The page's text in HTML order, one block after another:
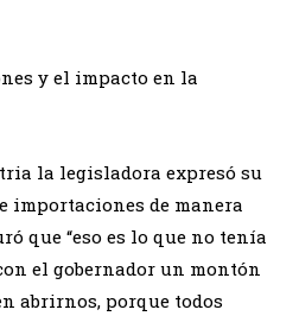
y el impacto en la
la legisladora expresó su
importaciones de manera
que “eso es lo que no tenía
el gobernador un montón
abrirnos, porque todos